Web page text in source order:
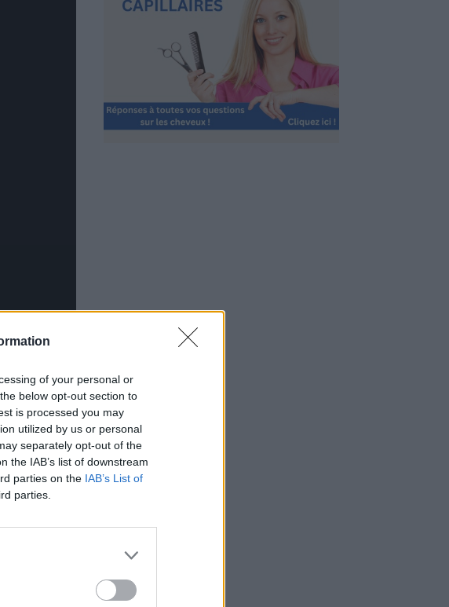
of your personal or
below opt-out section to
is processed you may
utilized by us or personal
separately opt-out of the
the IAB’s list of downstream
parties on the IAB’s List of
parties.
mais
: la
le rouge